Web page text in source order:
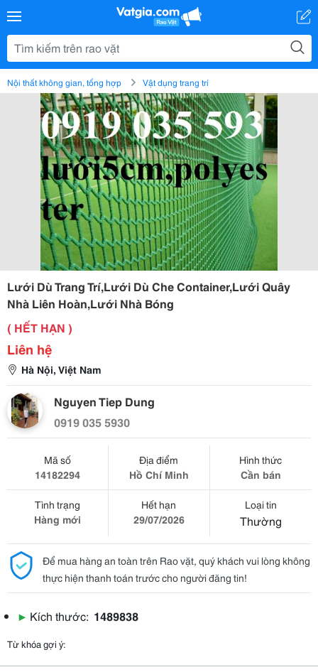
Nội thất không gian, tổng hợp Vật dụng trang trí
Lưới Dù Trang Trí,Lưới Dù Che Container,Lưới Quây
Nhà Liên Hoàn,Lưới Nhà Bóng
( HẾT HẠN )
Liên hệ
Hà Nội, Việt Nam
Nguyen Tiep Dung
0919 035 5930
Mã số
14182294
Địa điểm
Hồ Chí Minh
Hình thức
Cần bán
Tình trạng
Hàng mới
Hết hạn
29/07/2026
Loại tin
Thường
Để mua hàng an toàn trên Rao vặt, quý khách vui lòng không
thực hiện thanh toán trước cho người đăng tin!
▶ Kích thước: 1489838
Từ khóa gợi ý: